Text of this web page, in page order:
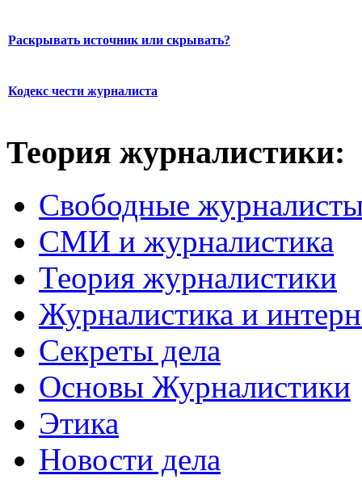
Раскрывать источник или скрывать?
Кодекс чести журналиста
Теория журналистики:
Свободные
СМИ и журналистика
Теория журналистики
Журналистика и
Секреты дела
Основы Журналистики
Этика
Новости дела